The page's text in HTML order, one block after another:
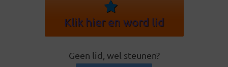
Klik hier en word lid
Geen lid, wel steunen?